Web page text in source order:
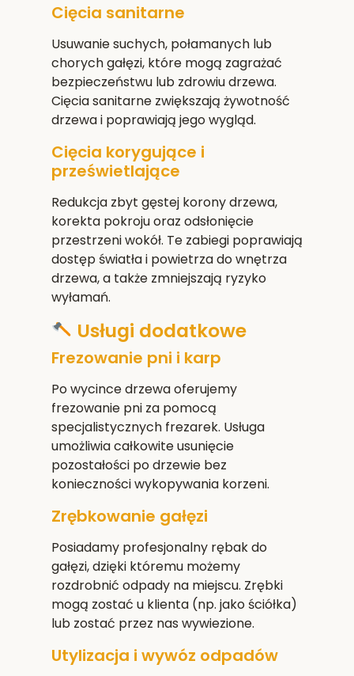
Cięcia sanitarne
Usuwanie suchych, połamanych lub
chorych gałęzi, które mogą zagrażać
bezpieczeństwu lub zdrowiu drzewa.
Cięcia sanitarne zwiększają żywotność
drzewa i poprawiają jego wygląd.
Cięcia korygujące i
prześwietlające
Redukcja zbyt gęstej korony drzewa,
korekta pokroju oraz odsłonięcie
przestrzeni wokół. Te zabiegi poprawiają
dostęp światła i powietrza do wnętrza
drzewa, a także zmniejszają ryzyko
wyłamań.
Usługi dodatkowe
Frezowanie pni i karp
Po wycince drzewa oferujemy
frezowanie pni za pomocą
specjalistycznych frezarek. Usługa
umożliwia całkowite usunięcie
pozostałości po drzewie bez
konieczności wykopywania korzeni.
Zrębkowanie gałęzi
Posiadamy profesjonalny rębak do
gałęzi, dzięki któremu możemy
rozdrobnić odpady na miejscu. Zrębki
mogą zostać u klienta (np. jako ściółka)
lub zostać przez nas wywiezione.
Utylizacja i wywóz odpadów